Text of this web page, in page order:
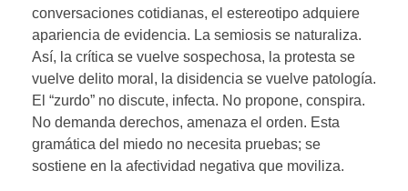
conversaciones cotidianas, el estereotipo adquiere
apariencia de evidencia. La semiosis se naturaliza.
Así, la crítica se vuelve sospechosa, la protesta se
vuelve delito moral, la disidencia se vuelve patología.
El “zurdo” no discute, infecta. No propone, conspira.
No demanda derechos, amenaza el orden. Esta
gramática del miedo no necesita pruebas; se
sostiene en la afectividad negativa que moviliza.